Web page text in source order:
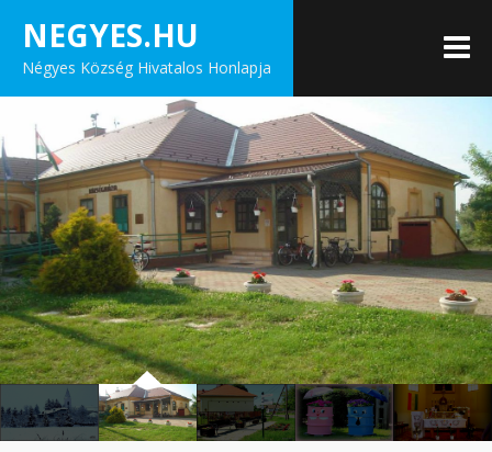
content
NEGYES.HU
Négyes Község Hivatalos Honlapja